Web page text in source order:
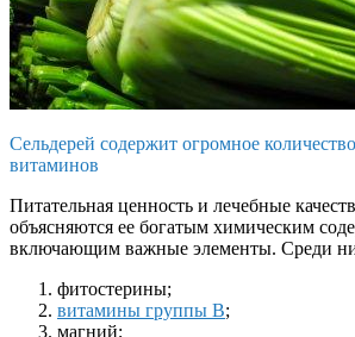
Сельдерей содержит огромное количество
витаминов
Питательная ценность и лечебные
объясняются ее богатым химическим
включающим важные элементы. Среди
фитостерины;
витамины группы В;
магний;